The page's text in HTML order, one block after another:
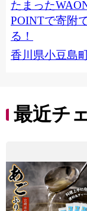
たまった
POINTで寄附
る！
香川県小豆島
最近チ